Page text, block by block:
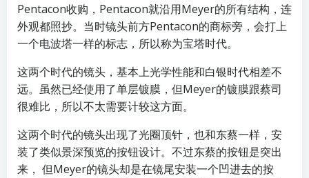
Pentacon收购，Pentacon就沿用Meyer的所有结构，连
外观都照抄。当时镜头前方Pentacon的商标旁，会打上
一个电波塔一样的标志，所以称为宝塔时代。
这两个时代的镜头，基本上光学性能和白银时代相差不
远。虽然已经使用了单层镀膜，但Meyer的镀膜跟蔡司
很难比，所以不太需要计较这方面。
这两个时代的镜头出现了光圈顶针，也和东蔡一样，安
装了类似景深预览的按钮设计。不过东蔡的按钮是突出
来， 但Meyer的镜头却是在镜尾安装一个凹进去的按